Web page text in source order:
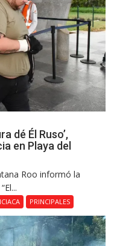
dé Él Ruso’,
en Playa del
Roo informó la
PRINCIPALES